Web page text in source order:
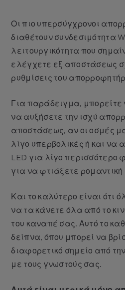
Οι πιο υπερσύγχρονοι
διαθέτουν συνδεσιμότητα
λειτουργικότητα που
ελέγχετε εξ αποστάσεως
ρυθμίσεις του
Για παράδειγμα, μπορείτε
να αυξήσετε την ισχύ
αποστάσεως, αν οι οσμές
λίγο υπερβολικές ή και να
LED για λίγο περισσότερο
για να φτιάξετε
Και το καλύτερο είναι ότι
να τα κάνετε όλα από το
του καναπέ σας. Αυτό το
δείπνα, όπου μπορεί να
διαφορετικό σημείο από
με τους γνωστούς σας.